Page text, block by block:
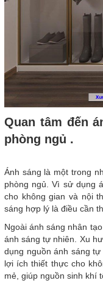
Quan tâm đến
phòng ngủ .
Ánh sáng là một trong
phòng ngủ. Vì sử dụng
cho không gian và nội
sáng hợp lý là điều cần
Ngoài ánh sáng nhân
ánh sáng tự nhiên. Xu
dụng nguồn ánh sáng
lợi ích thiết thực cho
mẻ, giúp nguồn sinh khí